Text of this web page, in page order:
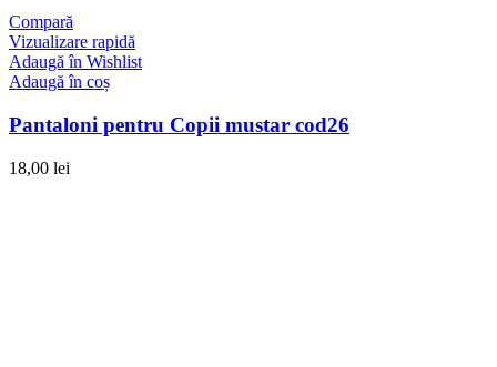
Compară
Vizualizare rapidă
Adaugă în Wishlist
Adaugă în coș
Pantaloni pentru Copii mustar cod26
18,00 lei